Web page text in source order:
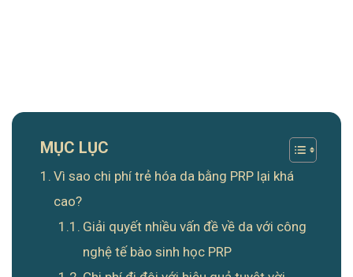
MỤC LỤC
Vì sao chi phí trẻ hóa da bằng PRP lại khá
cao?
Giải quyết nhiều vấn đề về da với công
nghệ tế bào sinh học PRP